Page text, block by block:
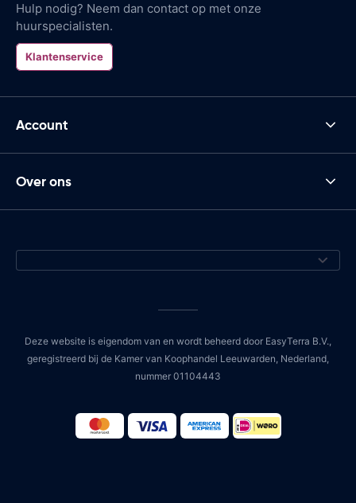
Hulp nodig? Neem dan contact op met onze
huurspecialisten.
Klantenservice
Account
Over ons
Deze website is eigendom van en wordt beheerd door EasyTerra B.V.,
geregistreerd bij de Kamer van Koophandel Leeuwarden, Nederland,
nummer 01104443